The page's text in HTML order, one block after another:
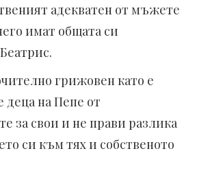
адекватен от мъжете
имат общата си
грижовен като е
деца на Пепе от
за свои и не прави разлика
си към тях и собственото